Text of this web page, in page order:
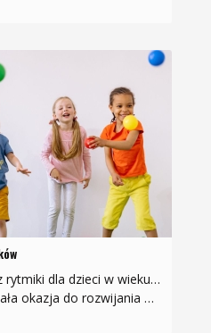
Zapraszamy na zajęcia z rytmiki dla dzieci w wieku od 3 do 6 lat!
na muzykę i poszerzania horyzontów. W programie…